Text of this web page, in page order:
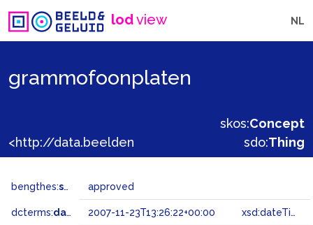
lodview NL
grammofoonplaten
skos:Concept
sdo:Thing
bengthes:status approved
dcterms:dateAccepted 2007-11-23T13:26:22+00:00 xsd:dateTime